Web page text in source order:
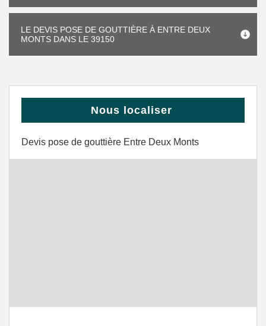
LE DEVIS POSE DE GOUTTIÈRE À ENTRE DEUX
MONTS DANS LE 39150
Nous localiser
Devis pose de gouttière Entre Deux Monts